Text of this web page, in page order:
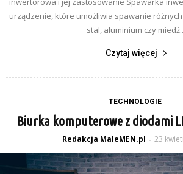
urządzenie, które umożliwia spawanie
stal, aluminium czy
Czytaj więcej
TECHNOLOGIE
Biurka komputerowe z diodami
Redakcja MaleMEN.pl - 23